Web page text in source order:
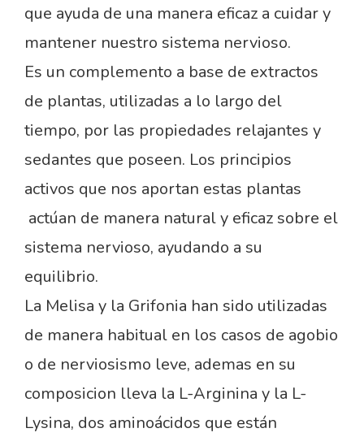
que ayuda de una manera eficaz a cuidar y
mantener nuestro sistema nervioso.
Es un complemento a base de extractos
de plantas, utilizadas a lo largo del
tiempo, por las propiedades relajantes y
sedantes que poseen. Los principios
activos que nos aportan estas plantas
actúan de manera natural y eficaz sobre el
sistema nervioso, ayudando a su
equilibrio.
La Melisa y la Grifonia han sido utilizadas
de manera habitual en los casos de agobio
o de nerviosismo leve, ademas en su
composicion lleva la L-Arginina y la L-
Lysina, dos aminoácidos que están